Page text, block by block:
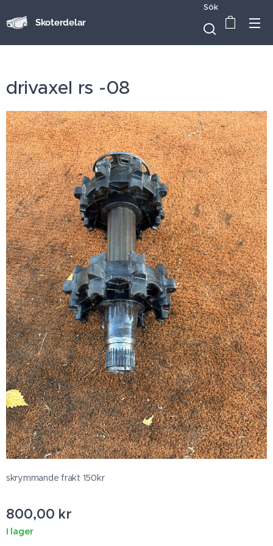
Skoterdelar
Sök
drivaxel rs -08
skrymmande frakt 150kr
800,00 kr
I lager